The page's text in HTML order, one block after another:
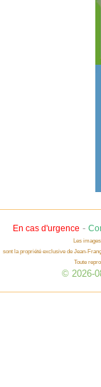
En cas d'urgence -
Les
sont la propriété exclusive de Jean-
Toute
© 2026-